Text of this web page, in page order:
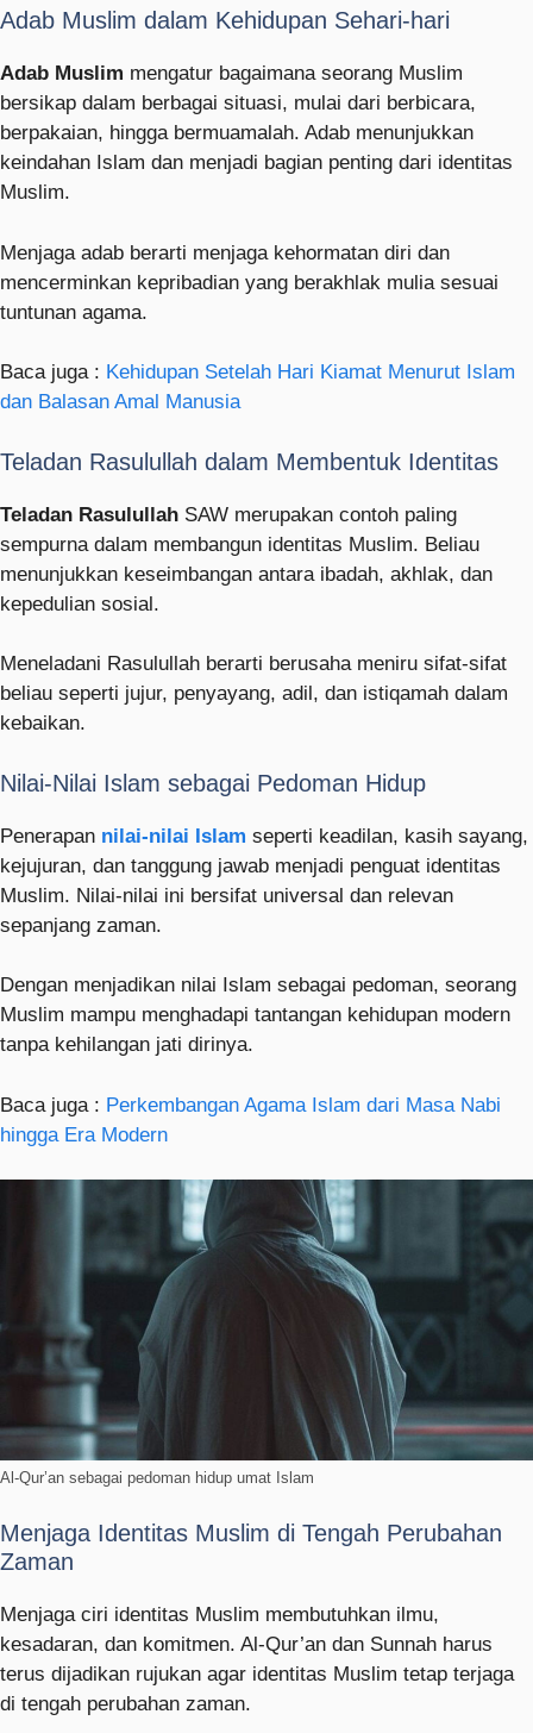
Adab Muslim dalam Kehidupan Sehari-hari
Adab Muslim mengatur bagaimana seorang Muslim
bersikap dalam berbagai situasi, mulai dari berbicara,
berpakaian, hingga bermuamalah. Adab menunjukkan
keindahan Islam dan menjadi bagian penting dari identitas
Muslim.
Menjaga adab berarti menjaga kehormatan diri dan
mencerminkan kepribadian yang berakhlak mulia sesuai
tuntunan agama.
Baca juga : Kehidupan Setelah Hari Kiamat Menurut Islam
dan Balasan Amal Manusia
Teladan Rasulullah dalam Membentuk Identitas
Teladan Rasulullah SAW merupakan contoh paling
sempurna dalam membangun identitas Muslim. Beliau
menunjukkan keseimbangan antara ibadah, akhlak, dan
kepedulian sosial.
Meneladani Rasulullah berarti berusaha meniru sifat-sifat
beliau seperti jujur, penyayang, adil, dan istiqamah dalam
kebaikan.
Nilai-Nilai Islam sebagai Pedoman Hidup
Penerapan nilai-nilai Islam seperti keadilan, kasih sayang,
kejujuran, dan tanggung jawab menjadi penguat identitas
Muslim. Nilai-nilai ini bersifat universal dan relevan
sepanjang zaman.
Dengan menjadikan nilai Islam sebagai pedoman, seorang
Muslim mampu menghadapi tantangan kehidupan modern
tanpa kehilangan jati dirinya.
Baca juga : Perkembangan Agama Islam dari Masa Nabi
hingga Era Modern
Al-Qur’an sebagai pedoman hidup umat Islam
Menjaga Identitas Muslim di Tengah Perubahan
Zaman
Menjaga ciri identitas Muslim membutuhkan ilmu,
kesadaran, dan komitmen. Al-Qur’an dan Sunnah harus
terus dijadikan rujukan agar identitas Muslim tetap terjaga
di tengah perubahan zaman.